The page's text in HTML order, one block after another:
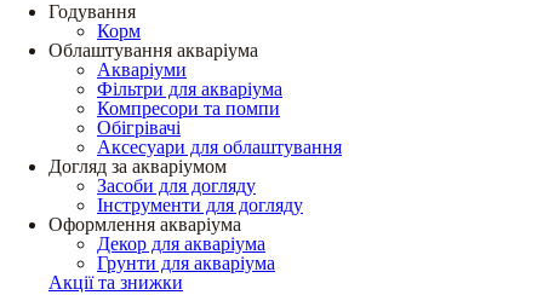
Годування
Корм
Облаштування акваріума
Акваріуми
Фільтри для акваріума
Компресори та помпи
Обігрівачі
Аксесуари для облаштування
Догляд за акваріумом
Засоби для догляду
Інструменти для догляду
Оформлення акваріума
Декор для акваріума
Грунти для акваріума
Акції та знижки